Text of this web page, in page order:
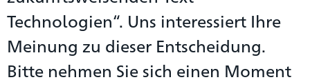
Technologien“. Uns interessiert Ihre
Meinung zu dieser Entscheidung.
Bitte nehmen Sie sich einen Moment